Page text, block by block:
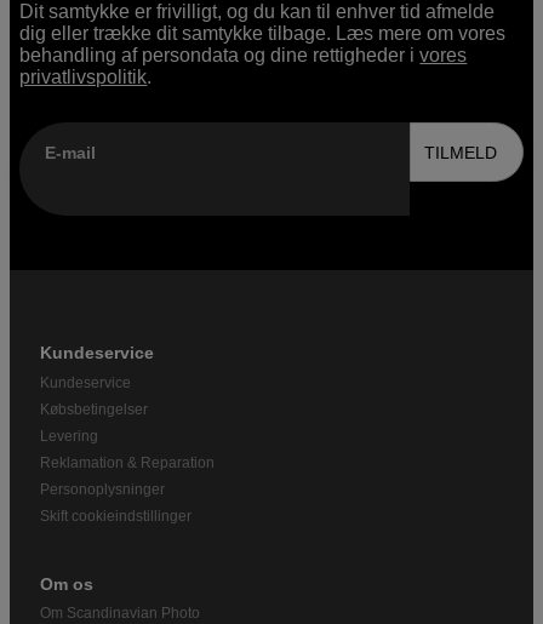
Dit samtykke er frivilligt, og du kan til enhver tid afmelde
dig eller trække dit samtykke tilbage. Læs mere om vores
behandling af persondata og dine rettigheder ivores
privatlivspolitik.
E-mail TILMELD
Kundeservice
Kundeservice
Købsbetingelser
Levering
Reklamation & Reparation
Personoplysninger
Skift cookieindstillinger
Om os
Om Scandinavian Photo